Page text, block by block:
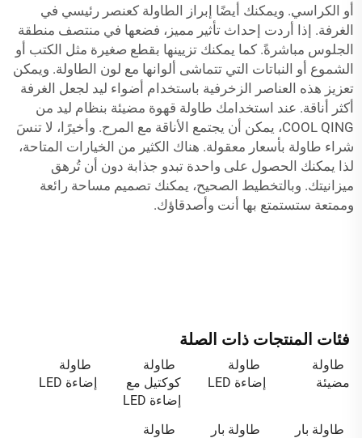
أو الكراسي. ويمكنك أيضًا إبراز الطاولة كعنصر رئيسي في
الغرفة. إذا أردت إحداث تأثير مميز، فضعها في منتصف منطقة
الجلوس مباشرةً. كما يمكنك تزيينها بقطع صغيرة مثل الكتب أو
الشموع أو النباتات التي تتماشى ألوانها مع لون الطاولة. ويمكن
تعزيز هذه العناصر الزخرفية باستخدام أضواء ليد لجعل الغرفة
أكثر أناقة. عند استخدامك طاولة قهوة مضيئة بنظام ليد من
COOL QING، يمكن أن يجتمع الأناقة مع المرح. وأخيرًا، لا تنسَ
شراء طاولة بأسعار معقولة. هناك الكثير من الخيارات المتاحة،
لذا يمكنك الحصول على واحدة تبدو جذابة دون أن تُرهق
ميزانيتك. وبالتخطيط الصحيح، يمكنك تصميم مساحة رائعة
وممتعة ستستمتع بها أنت وأصدقاؤك.
فئات المنتجات ذات الصلة
طاولة
مضيئة
طاولة
إضاءة LED
طاولة
كوكتيل مع
إضاءة LED
طاولة
إضاءة LED
طاولة بار
طاولة بار
طاولة